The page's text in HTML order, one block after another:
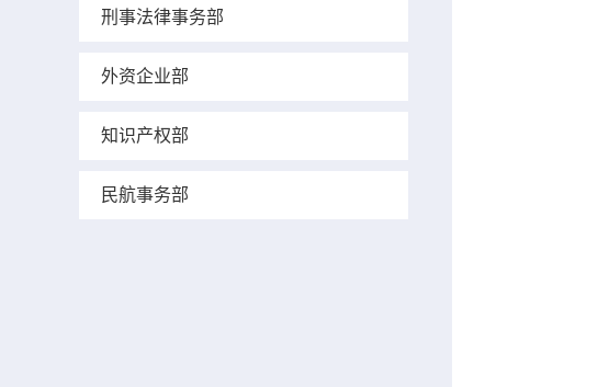
刑事法律事务部
外资企业部
知识产权部
民航事务部